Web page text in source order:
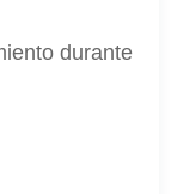
durante